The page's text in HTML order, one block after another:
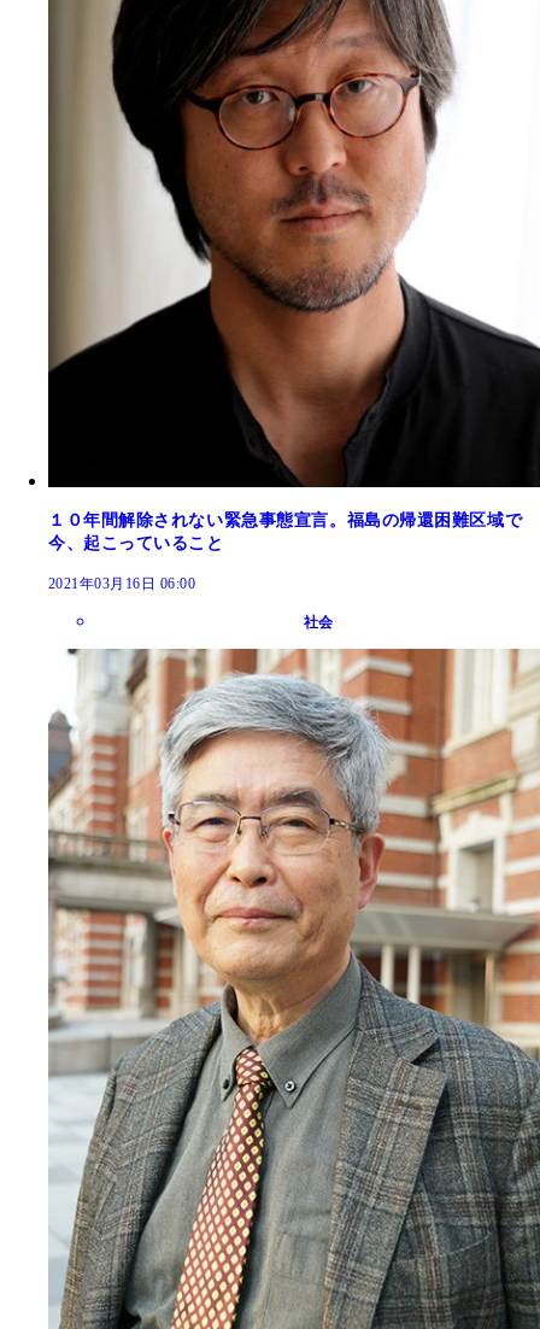
１０年間解除されない緊急事態宣言。福島の帰還困難区域で
今、起こっていること
2021年03月16日 06:00
社会